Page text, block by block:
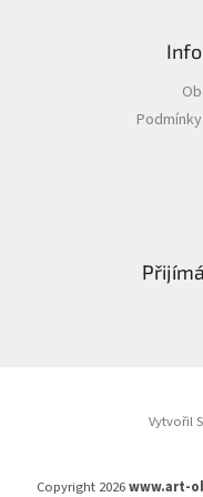
Vytvořil
Copyright 2026www.art-